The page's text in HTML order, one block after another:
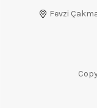
Fevzi